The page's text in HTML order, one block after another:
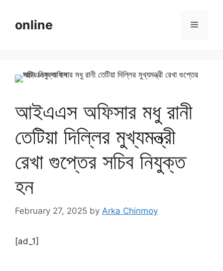
contentonline Menu
আইএএস অফিসার মধু রানী
তেটিয়া দিল্লির মুখ্যমন্ত্রী
রেখা গুপ্তের সচিব নিযুক্ত
হন
February 27, 2025 by Arka Chinmoy
[ad_1]